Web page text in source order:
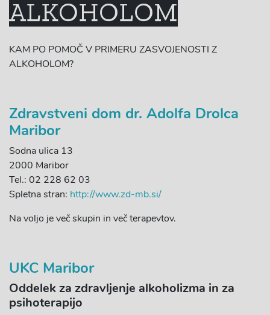
ALKOHOLOM
KAM PO POMOČ V PRIMERU ZASVOJENOSTI Z
ALKOHOLOM?
Zdravstveni dom dr. Adolfa Drolca
Maribor
Sodna ulica 13
2000 Maribor
Tel.: 02 228 62 03
Spletna stran: http://www.zd-mb.si/
Na voljo je več skupin in več terapevtov.
UKC Maribor
Oddelek za zdravljenje alkoholizma in za
psihoterapijo